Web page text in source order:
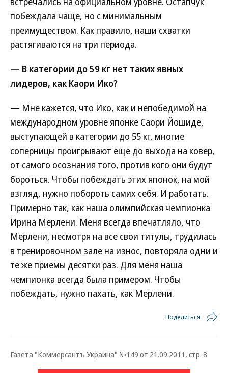
побеждала чаще, но с минимальным
преимуществом. Как правило, наши схватки
растягиваются на три периода.
— В категории до 59 кг нет таких явных
лидеров, как Каори Ико?
— Мне кажется, что Ико, как и непобедимой на
международном уровне японке Саори Йошиде,
выступающей в категории до 55 кг, многие
соперницы проигрывают еще до выхода на ковер,
от самого осознания того, против кого они будут
бороться. Чтобы побеждать этих японок, на мой
взгляд, нужно побороть самих себя. И работать.
Примерно так, как наша олимпийская чемпионка
Ирина Мерлени. Меня всегда впечатляло, что
Мерлени, несмотря на все свои титулы, трудилась
в тренировочном зале на износ, повторяла одни и
те же приемы десятки раз. Для меня наша
чемпионка всегда была примером. Чтобы
побеждать, нужно пахать, как Мерлени.
Поделиться
Газета "Коммерсантъ Украина" №149 от 21.09.2011, стр. 8